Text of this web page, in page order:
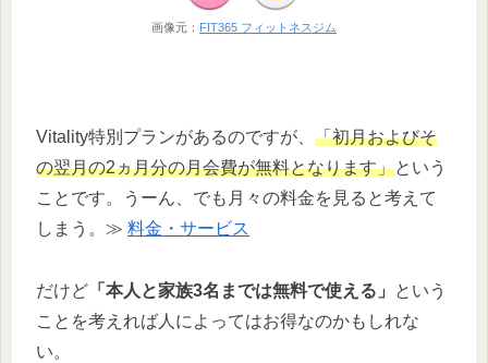
画像元： FIT365 フィットネスジム
Vitality特別プランがあるのですが、 「初月およびそ
の翌月の2ヵ月分の月会費が無料となります」という
ことです。うーん、でも月々の料金を見ると考えて
しまう。≫ 料金・サービス
だけど 「本人と家族3名までは無料で使える」
という
ことを考えれば人によってはお得なのかもしれな
い。